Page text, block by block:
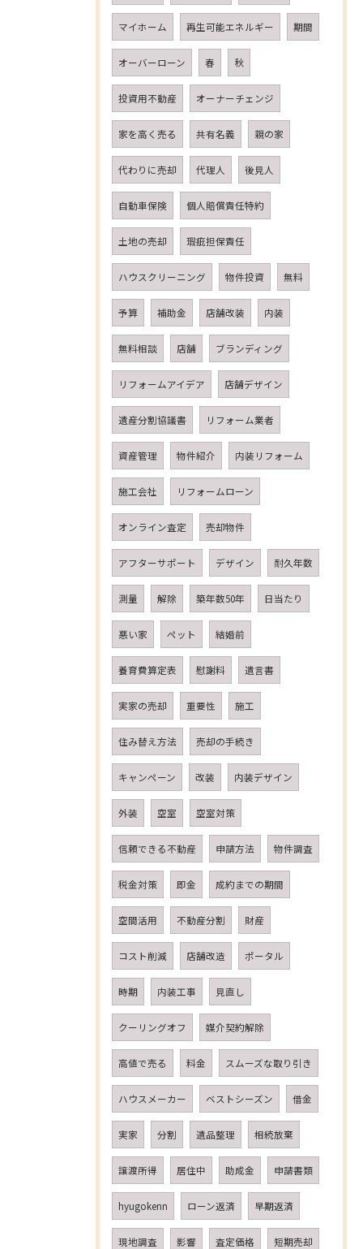
マイホーム 再生可能エネルギー 期間
オーバーローン 春 秋
投資用不動産 オーナーチェンジ
家を高く売る 共有名義 親の家
代わりに売却 代理人 後見人
自動車保険 個人賠償責任特約
土地の売却 瑕疵担保責任
ハウスクリーニング 物件投資 無料
予算 補助金 店舗改装 内装
無料相談 店舗 ブランディング
リフォームアイデア 店舗デザイン
遺産分割協議書 リフォーム業者
資産管理 物件紹介 内装リフォーム
施工会社 リフォームローン
オンライン査定 売却物件
アフターサポート デザイン 耐久年数
測量 解除 築年数50年 日当たり
悪い家 ペット 結婚前
養育費算定表 慰謝料 遺言書
実家の売却 重要性 施工
住み替え方法 売却の手続き
キャンペーン 改装 内装デザイン
外装 空室 空室対策
信頼できる不動産 申請方法 物件調査
税金対策 即金 成約までの期間
空間活用 不動産分割 財産
コスト削減 店舗改造 ポータル
時期 内装工事 見直し
クーリングオフ 媒介契約解除
高値で売る 料金 スムーズな取り引き
ハウスメーカー ベストシーズン 借金
実家 分割 遺品整理 相続放棄
譲渡所得 居住中 助成金 申請書類
hyugokenn ローン返済 早期返済
現地調査 影響 査定価格 短期売却